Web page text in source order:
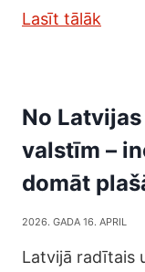
Lasīt tālāk
No
valstīm –
domāt
2026. GADA 16. APRIL
Latvijā radītais